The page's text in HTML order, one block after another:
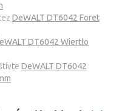
DeWALT DT6042 Foret
DT6042 Wiertło
DeWALT DT6042